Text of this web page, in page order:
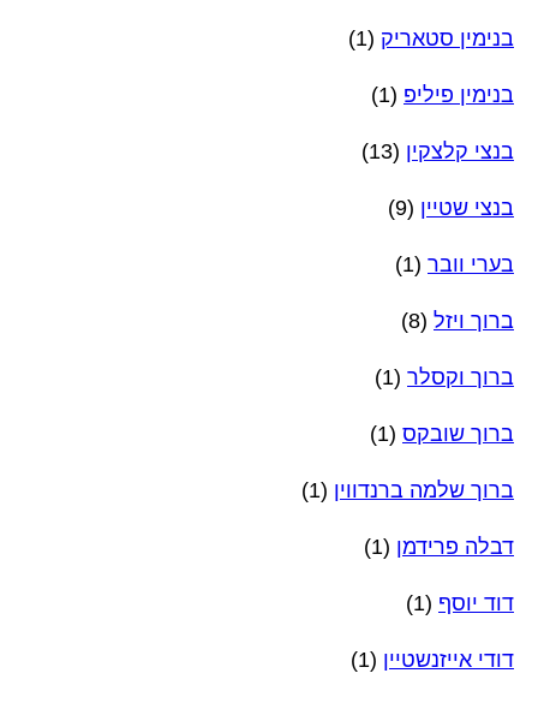
בנימין סטאריק (1)
בנימין פיליפ (1)
בנצי קלצקין (13)
בנצי שטיין (9)
בערי וובר (1)
ברוך ויזל (8)
ברוך וקסלר (1)
ברוך שובקס (1)
ברוך שלמה ברנדווין (1)
דבלה פרידמן (1)
דוד יוסף (1)
דודי אייזנשטיין (1)